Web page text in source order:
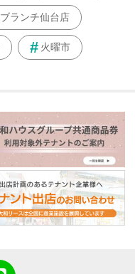
ブランチ仙台店
火曜市